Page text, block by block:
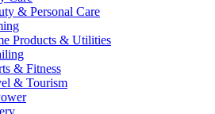
& Personal Care
Products & Utilities
& Fitness
& Tourism